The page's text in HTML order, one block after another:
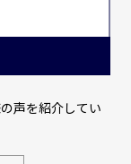
声を紹介してい